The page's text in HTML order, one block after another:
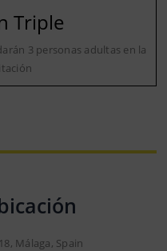
Triple
3 personas adultas en la
Málaga, Spain